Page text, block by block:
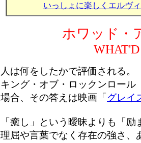
いっしょに楽しくエルヴ
ホワッド・
人は何をしたかで評価される。
キング・オブ・ロックンロー
場合、その答えは映画「 グレイ
「癒し」という曖昧よりも「
理屈や言葉でなく存在の強さ、